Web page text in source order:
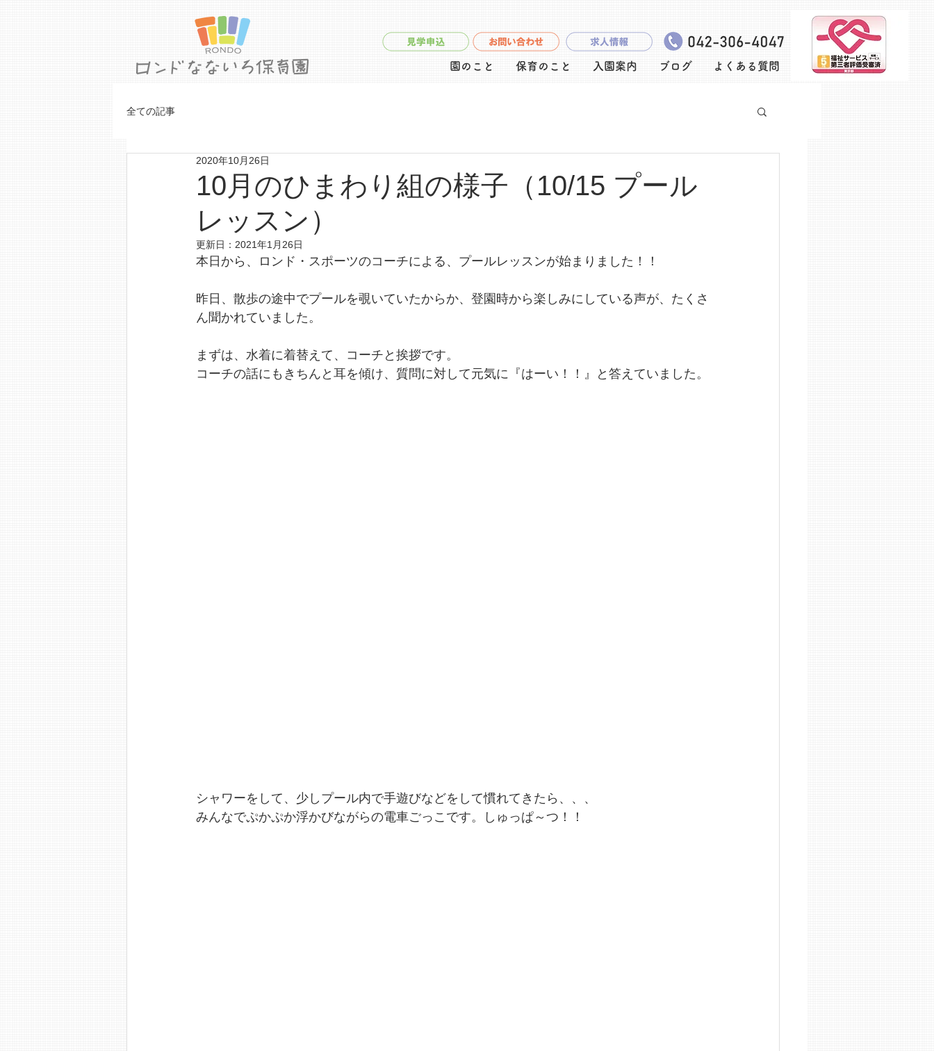
園のこと 保育のこと 入園案内 ブログ よくある質問
全ての記事
10月のひまわり組の様子（10/15 プール
レッスン）
2020年10月26日
更新日： 2021年1月26日
本日から、ロンド・スポーツのコーチによる、プールレッスンが始まりました！！
昨日、散歩の途中でプールを覗いていたからか、登園時から楽しみにしている声が、たくさ
ん聞かれていました。
まずは、水着に着替えて、コーチと挨拶です。
コーチの話にもきちんと耳を傾け、質問に対して元気に『はーい！！』と答えていました。
シャワーをして、少しプール内で手遊びなどをして慣れてきたら、、、
みんなでぷかぷか浮かびながらの電車ごっこです。しゅっぱ～つ！！